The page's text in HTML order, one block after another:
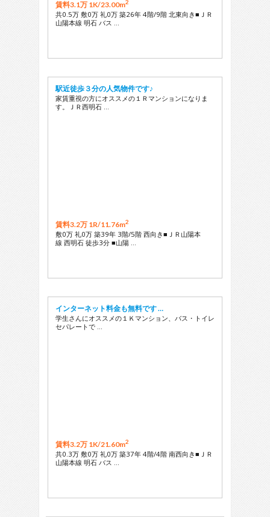
賃料3.1万 1K/23.00m2
共0.5万 敷0万 礼0万 築26年 4階/9階 北東向き■ＪＲ
山陽本線 明石 バス …
駅近徒歩３分の人気物件です♪
家賃重視の方にオススメの１Ｒマンションになりま
す。ＪＲ西明石 …
賃料3.2万 1R/11.76m2
敷0万 礼0万 築39年 3階/5階 西向き■ＪＲ山陽本
線 西明石 徒歩3分 ■山陽 …
インターネット料金も無料です …
学生さんにオススメの１Ｋマンション、バス・トイレ
セパレートで …
賃料3.2万 1K/21.60m2
共0.3万 敷0万 礼0万 築37年 4階/4階 南西向き■ＪＲ
山陽本線 明石 バス …